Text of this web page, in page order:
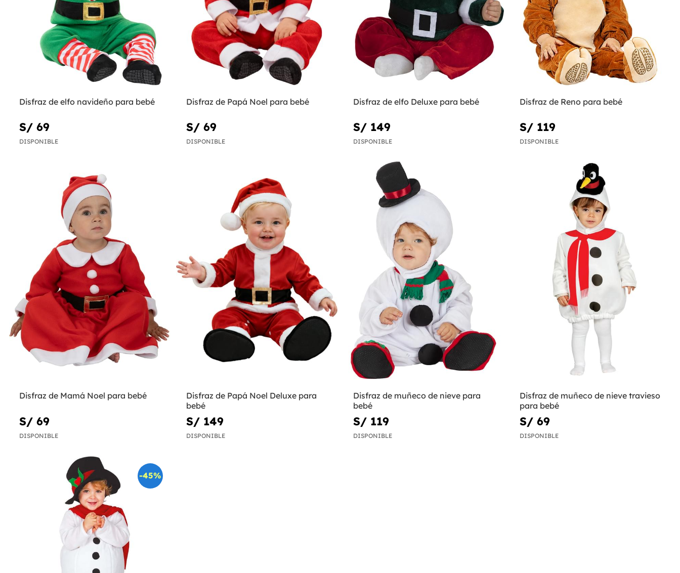
Disfraz de elfo navideño para bebé
S/ 69
DISPONIBLE
Disfraz de Papá Noel para bebé
S/ 69
DISPONIBLE
Disfraz de elfo Deluxe para bebé
S/ 149
DISPONIBLE
Disfraz de Reno para bebé
S/ 119
DISPONIBLE
Disfraz de Mamá Noel para bebé
S/ 69
DISPONIBLE
Disfraz de Papá Noel Deluxe para
bebé
S/ 149
DISPONIBLE
Disfraz de muñeco de nieve para
bebé
S/ 119
DISPONIBLE
Disfraz de muñeco de nieve travieso
para bebé
S/ 69
DISPONIBLE
-45%